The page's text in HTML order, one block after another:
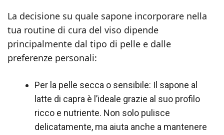
La decisione su quale sapone incorporare nella
tua routine di cura del viso dipende
principalmente dal tipo di pelle e dalle
preferenze personali:
Per la pelle secca o sensibile: Il sapone al
latte di capra è l’ideale grazie al suo profilo
ricco e nutriente. Non solo pulisce
delicatamente, ma aiuta anche a mantenere